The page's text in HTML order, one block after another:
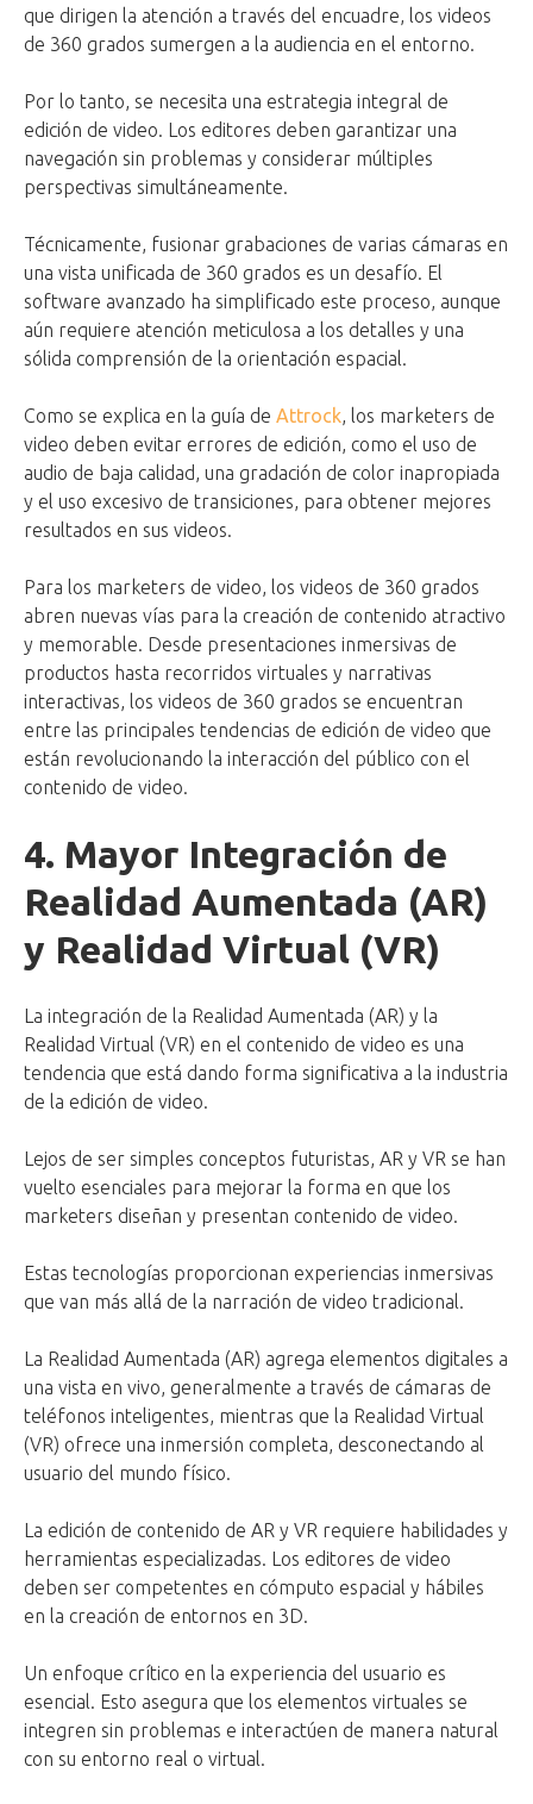
que dirigen la atención a través del encuadre, los videos
de 360 grados sumergen a la audiencia en el entorno.
Por lo tanto, se necesita una estrategia integral de
edición de video. Los editores deben garantizar una
navegación sin problemas y considerar múltiples
perspectivas simultáneamente.
Técnicamente, fusionar grabaciones de varias cámaras en
una vista unificada de 360 grados es un desafío. El
software avanzado ha simplificado este proceso, aunque
aún requiere atención meticulosa a los detalles y una
sólida comprensión de la orientación espacial.
Como se explica en la guía de Attrock, los marketers de
video deben evitar errores de edición, como el uso de
audio de baja calidad, una gradación de color inapropiada
y el uso excesivo de transiciones, para obtener mejores
resultados en sus videos.
Para los marketers de video, los videos de 360 grados
abren nuevas vías para la creación de contenido atractivo
y memorable. Desde presentaciones inmersivas de
productos hasta recorridos virtuales y narrativas
interactivas, los videos de 360 grados se encuentran
entre las principales tendencias de edición de video que
están revolucionando la interacción del público con el
contenido de video.
4. Mayor Integración de
Realidad Aumentada (AR)
y Realidad Virtual (VR)
La integración de la Realidad Aumentada (AR) y la
Realidad Virtual (VR) en el contenido de video es una
tendencia que está dando forma significativa a la industria
de la edición de video.
Lejos de ser simples conceptos futuristas, AR y VR se han
vuelto esenciales para mejorar la forma en que los
marketers diseñan y presentan contenido de video.
Estas tecnologías proporcionan experiencias inmersivas
que van más allá de la narración de video tradicional.
La Realidad Aumentada (AR) agrega elementos digitales a
una vista en vivo, generalmente a través de cámaras de
teléfonos inteligentes, mientras que la Realidad Virtual
(VR) ofrece una inmersión completa, desconectando al
usuario del mundo físico.
La edición de contenido de AR y VR requiere habilidades y
herramientas especializadas. Los editores de video
deben ser competentes en cómputo espacial y hábiles
en la creación de entornos en 3D.
Un enfoque crítico en la experiencia del usuario es
esencial. Esto asegura que los elementos virtuales se
integren sin problemas e interactúen de manera natural
con su entorno real o virtual.